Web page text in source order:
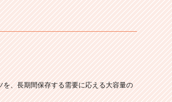
、長期間保存する需要に応える大容量の